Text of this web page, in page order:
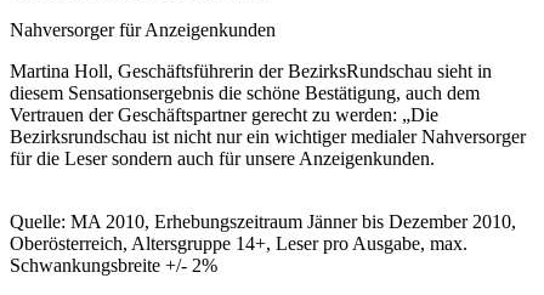
Nahversorger für Anzeigenkunden
Martina Holl, Geschäftsführerin der BezirksRundschau sieht in
diesem Sensationsergebnis die schöne Bestätigung, auch dem
Vertrauen der Geschäftspartner gerecht zu werden: „Die
Bezirksrundschau ist nicht nur ein wichtiger medialer Nahversorger
für die Leser sondern auch für unsere Anzeigenkunden.
Quelle: MA 2010, Erhebungszeitraum Jänner bis Dezember 2010,
Oberösterreich, Altersgruppe 14+, Leser pro Ausgabe, max.
Schwankungsbreite +/- 2%